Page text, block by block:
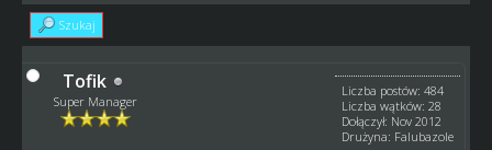
Szukaj
Tofik
Super Manager
Liczba postów: 484
Liczba wątków: 28
Dołączył: Nov 2012
Drużyna: Falubazole